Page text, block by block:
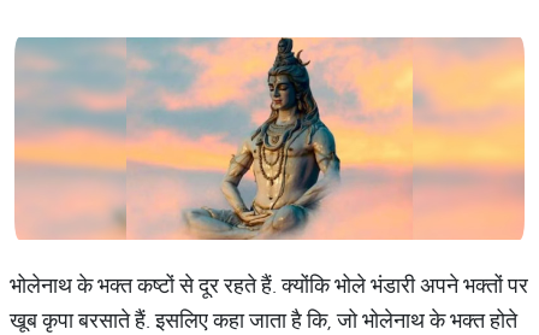
भोलेनाथ के भक्त कष्टों से दूर रहते हैं. क्योंकि भोले भंडारी अपने भक्तों पर
खूब कृपा बरसाते हैं. इसलिए कहा जाता है कि, जो भोलेनाथ के भक्त होते